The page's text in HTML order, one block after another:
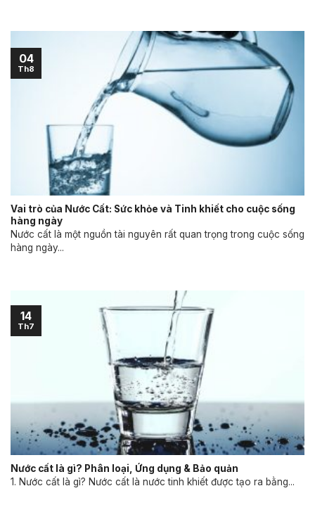
Vai trò của Nước Cất: Sức khỏe và Tinh khiết cho cuộc sống
hàng ngày
Nước cất là một nguồn tài nguyên rất quan trọng trong cuộc sống
hàng ngày...
04
Th8
Nước cất là gì? Phân loại, Ứng dụng & Bảo quản
1. Nước cất là gì? Nước cất là nước tinh khiết được tạo ra bằng...
14
Th7